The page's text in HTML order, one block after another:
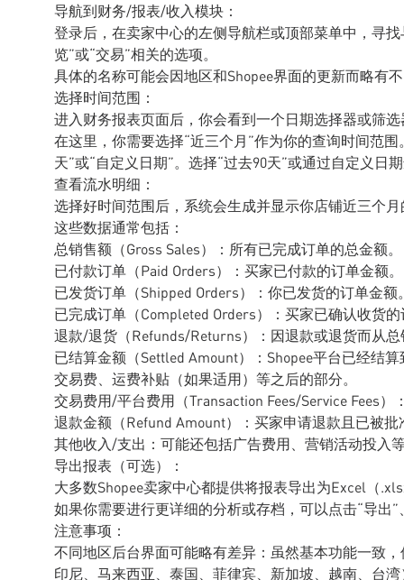
导航到财务/报表/收入模块：
登录后，在卖家中心的左侧导航栏或顶部菜单中，寻找
览”或“交易”相关的选项。
具体的名称可能会因地区和Shopee界面的更新而略有
选择时间范围：
进入财务报表页面后，你会看到一个日期选择器或筛选
在这里，你需要选择“近三个月”作为你的查询时间范
天”或“自定义日期”。选择“过去90天”或通过自定义日
查看流水明细：
选择好时间范围后，系统会生成并显示你店铺近三个
这些数据通常包括：
总销售额（Gross Sales）：所有已完成订单的总金额。
已付款订单（Paid Orders）：买家已付款的订单金额。
已发货订单（Shipped Orders）：你已发货的订单金额
已完成订单（Completed Orders）：买家已确认收货
退款/退货（Refunds/Returns）：因退款或退货而从
已结算金额（Settled Amount）：Shopee平台已经结
交易费、运费补贴（如果适用）等之后的部分。
交易费用/平台费用（Transaction Fees/Service Fees
退款金额（Refund Amount）：买家申请退款且已被批
其他收入/支出：可能还包括广告费用、营销活动投入
导出报表（可选）：
大多数Shopee卖家中心都提供将报表导出为Excel（
如果你需要进行更详细的分析或存档，可以点击“导出
注意事项：
不同地区后台界面可能略有差异：虽然基本功能一致
印尼、马来西亚、泰国、菲律宾、新加坡、越南、台